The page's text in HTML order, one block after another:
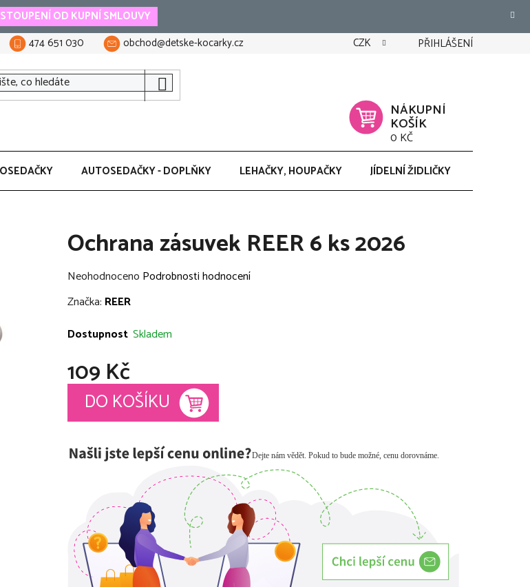
OD KUPNÍ SMLOUVY
474 651 030 obchod@detske-kocarky.cz CZK PŘIHLÁŠENÍ
NÁKUPNÍ
KOŠÍK
0 KČ
AUTOSEDAČKY - DOPLŇKY LEHAČKY, HOUPAČKY JÍDELNÍ ŽIDLIČKY
Ochrana zásuvek REER 6 ks 2026
Průměrné
hodnocení
je
z
5
hvězdiček.
Neohodnoceno Podrobnosti hodnocení
Značka: REER
Dostupnost Skladem
109 Kč
Měrná cena:
DO KOŠÍKU